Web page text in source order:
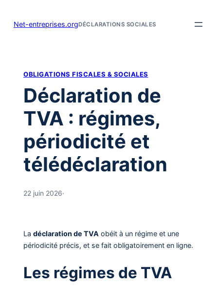
Net-entreprises.orgDÉCLARATIONS SOCIALES
OBLIGATIONS FISCALES & SOCIALES
Déclaration de
TVA : régimes,
périodicité et
télédéclaration
22 juin 2026·
La déclaration de TVA obéit à un régime et une
périodicité précis, et se fait obligatoirement en ligne.
Les régimes de TVA